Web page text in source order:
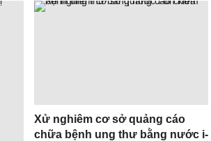
Xử nghiêm cơ sở quảng cáo
chữa bệnh ung thư bằng nước i-